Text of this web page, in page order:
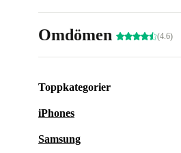
Omdömen (4.6)
Toppkategorier
iPhones
Samsung